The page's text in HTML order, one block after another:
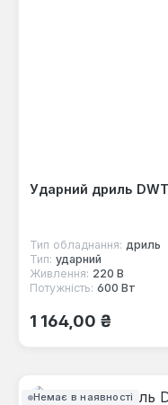
Ударний дриль
Тип обладнання: дриль
Тип: ударний
Живлення: 220 В
Потужність: 600 Вт
Звичайна ціна:
1 164,00 ₴
Немає в наявності